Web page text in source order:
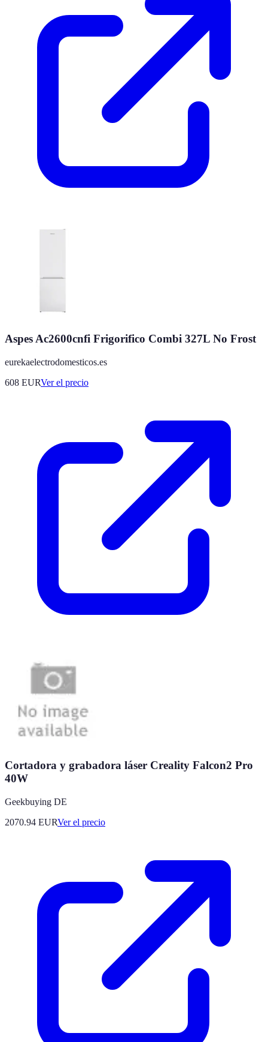
Aspes Ac2600cnfi Frigorifico Combi 327L No Frost
eurekaelectrodomesticos.es
608 EURVer el precio
Cortadora y grabadora láser Creality Falcon2 Pro
40W
Geekbuying DE
2070.94 EURVer el precio